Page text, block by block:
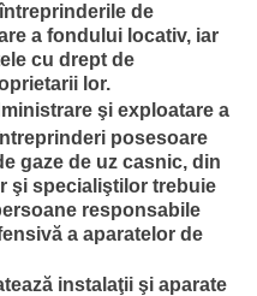
de
a fondului locativ, iar
cu drept de
lor.
şi exploatare a
posesoare
gaze de uz casnic, din
şi specialiştilor trebuie
responsabile
a aparatelor de
instalaţii şi aparate